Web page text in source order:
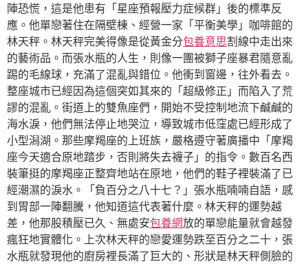
陣恐慌，這是他患有「星座預報壓力症候群」後的標準反
應。他單戀著住在隔壁棟、經營一家「平衡美學」咖啡館的
林天秤。林天秤完美得像是從黃金分包養意思割線中走出來
的藝術品。而張水瓶的人生，則像一團被獅子座暴君隨意亂
踢的毛線球，充滿了混亂與錯位。他衝到窗邊，往外看去。
整座城市已經因為這個突如其來的「超級修正」而陷入了荒
謬的混亂。街道上的雙魚座們，開始不受控制地流下鹹鹹的
海水淚，他們無法停止地哭泣，導致城市低窪處已經形成了
小型潟湖。那些摩羯座的上班族，嚴格遵守著廣播中「摩羯
座今天適合原地踏步，否則將失去襪子」的指令。數百名西
裝筆挺的摩羯座正整齊地站在原地，他們的鞋子裡裝滿了已
經潮濕的淚水。「負百分之八十七？」張水瓶喃喃自語，感
到胃部一陣翻騰，他知道這代表著什麼。林天秤的運勢越
差，他那股積壓已久、無處安包養網放的單戀能量就會越發
瘋狂地實體化。上次林天秤的戀愛運勢跌至百分之二十，張
水瓶就發現他的廚房裡長滿了巨大的、形狀是林天秤側臉的